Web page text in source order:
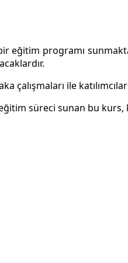
eğitim programı
ile
süreci sunan bu kurs,